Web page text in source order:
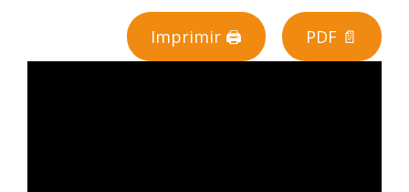
Imprimir 🖨 PDF 📄